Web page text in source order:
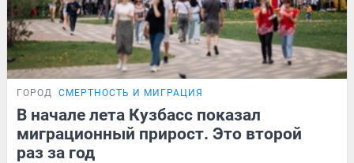
ГОРОД СМЕРТНОСТЬ И МИГРАЦИЯ
В начале лета Кузбасс показал
миграционный прирост. Это второй
раз за год